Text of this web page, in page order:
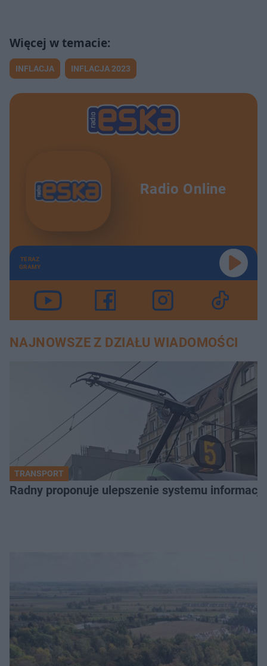
INFLACJA INFLACJA 2023
Radio Online
TERAZ
GRAMY
NAJNOWSZE Z DZIAŁU WIADOMOŚCI
TRANSPORT
Radny proponuje ulepszenie systemu